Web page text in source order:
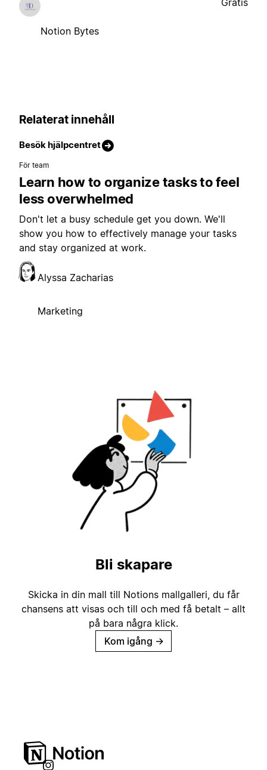
Notion Bytes
Relaterat innehåll
Besök hjälpcentret
För team
Learn how to organize tasks to feel
less overwhelmed
Don't let a busy schedule get you down. We'll
show you how to effectively manage your tasks
and stay organized at work.
Alyssa Zacharias
Marketing
Bli skapare
Skicka in din mall till Notions mallgalleri, du får
chansens att visas och till och med få betalt – allt
på bara några klick.
Kom igång →